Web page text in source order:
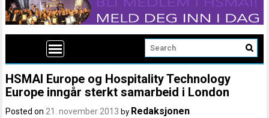
HSMAI Europe og Hospitality Technology
Europe inngår sterkt samarbeid i London
Posted on21. november 2013 by Redaksjonen